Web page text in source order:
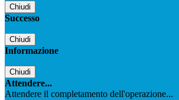
Chiudi
Successo
Chiudi
Informazione
Chiudi
Attendere...
Attendere il completamento dell'operazione...